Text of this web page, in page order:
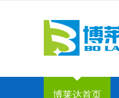
博莱达首页